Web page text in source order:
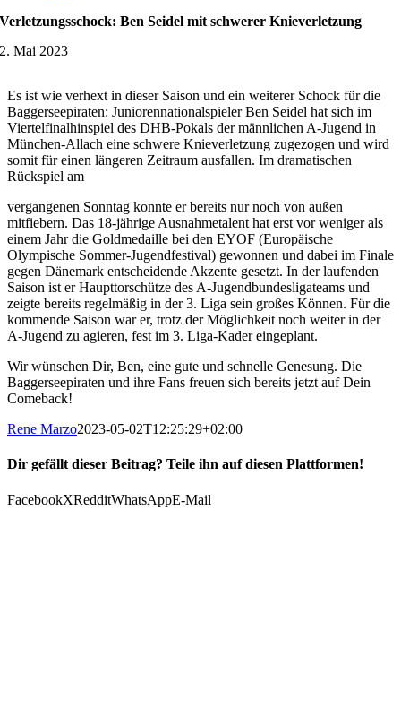
Verletzungsschock: Ben Seidel mit schwerer Knieverletzung
2. Mai 2023
Es ist wie verhext in dieser Saison und ein weiterer Schock für die
Baggerseepiraten: Juniorennationalspieler Ben Seidel hat sich im
Viertelfinalhinspiel des DHB-Pokals der männlichen A-Jugend in
München-Allach eine schwere Knieverletzung zugezogen und wird
somit für einen längeren Zeitraum ausfallen. Im dramatischen
Rückspiel am
vergangenen Sonntag konnte er bereits nur noch von außen
mitfiebern. Das 18-jährige Ausnahmetalent hat erst vor weniger als
einem Jahr die Goldmedaille bei den EYOF (Europäische
Olympische Sommer-Jugendfestival) gewonnen und dabei im Finale
gegen Dänemark entscheidende Akzente gesetzt. In der laufenden
Saison ist er Haupttorschütze des A-Jugendbundesligateams und
zeigte bereits regelmäßig in der 3. Liga sein großes Können. Für die
kommende Saison war er, trotz der Möglichkeit noch weiter in der
A-Jugend zu agieren, fest im 3. Liga-Kader eingeplant.
Wir wünschen Dir, Ben, eine gute und schnelle Genesung. Die
Baggerseepiraten und ihre Fans freuen sich bereits jetzt auf Dein
Comeback!
Rene Marzo2023-05-02T12:25:29+02:00
Dir gefällt dieser Beitrag? Teile ihn auf diesen Plattformen!
FacebookXRedditWhatsAppE-Mail